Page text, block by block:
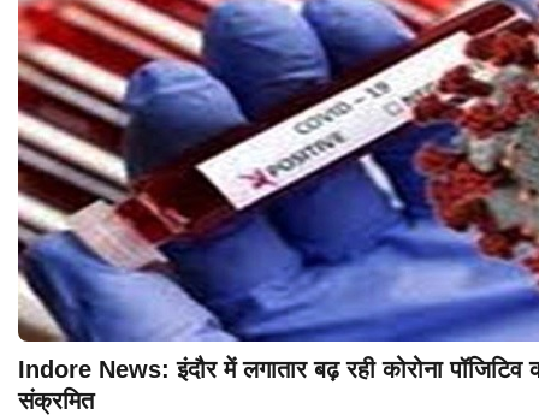
Indore News: इंदौर में लगातार बढ़ रही कोरोना पॉजिटिव
संक्रमित